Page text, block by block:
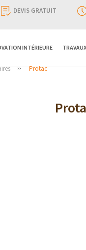
DEVIS GRATUIT
INTÉRIEURE
Protac